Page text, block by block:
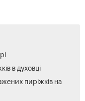
в духовці
пиріжків на